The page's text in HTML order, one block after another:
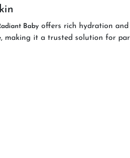
Baby offers rich hydration
, making it a trusted solution for